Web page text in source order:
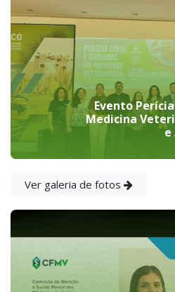
Evento
Medicina
e
Ver galeria de fotos